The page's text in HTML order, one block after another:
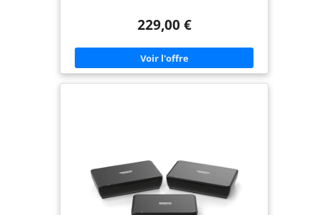
un design compact. VOTRE MUSIQUE PRÉFÉRÉE, À
depuis Spotify, Apple Music, Amazon Music HD,
TIDAL, TuneIn, Deezer et bien plus encore via Wi-
Fi, AirPlay 2 et Bluetooth. *La disponibilité varie
selon les régions. L'AUDIO HAUTE DÉFINITION
sélection rapide, stockez facilement vos stations
de radio Internet préférées pour en bénéficier
quand vous le souhaitez, sans recherche
fastidieuse.
229,00 €